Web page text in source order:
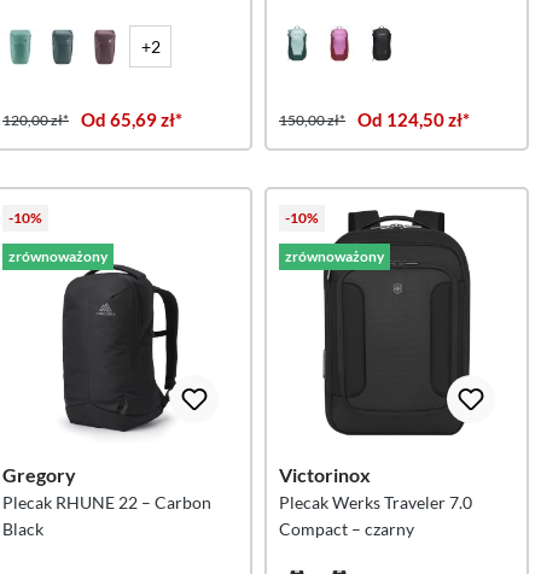
+2
120,00 zł* Od 65,69 zł* 150,00 zł* Od 124,50 zł*
-10%
zrównoważony
Gregory
Plecak RHUNE 22 – Carbon
Black
-10%
zrównoważony
Victorinox
Plecak Werks Traveler 7.0
Compact – czarny